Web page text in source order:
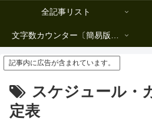
全記事リスト
文字数カウンター〔簡易版複数行タイプ〕
記事内に広告が含まれています。
スケジュール・
定表